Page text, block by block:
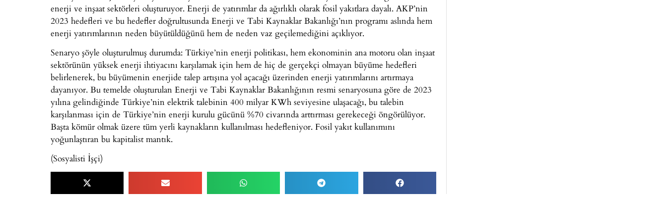
enerji ve inşaat sektörleri oluşturuyor. Enerji de yatırımlar da ağırlıklı olarak fosil yakıtlara dayalı. AKP’nin
2023 hedefleri ve bu hedefler doğrultusunda Enerji ve Tabi Kaynaklar Bakanlığı’nın programı aslında hem
enerji yatırımlarının neden büyütüldüğünü hem de neden vaz geçilemediğini açıklıyor.
Senaryo şöyle oluşturulmuş durumda: Türkiye’nin enerji politikası, hem ekonominin ana motoru olan inşaat
sektörünün yüksek enerji ihtiyacını karşılamak için hem de hiç de gerçekçi olmayan büyüme hedefleri
belirlenerek, bu büyümenin enerjide talep artışına yol açacağı üzerinden enerji yatırımlarını artırmaya
dayanıyor. Bu temelde oluşturulan Enerji ve Tabi Kaynaklar Bakanlığının resmi senaryosuna göre de 2023
yılına gelindiğinde Türkiye’nin elektrik talebinin 400 milyar KWh seviyesine ulaşacağı, bu talebin
karşılanması için de Türkiye’nin enerji kurulu gücünü %70 civarında arttırması gerekeceği öngörülüyor.
Başta kömür olmak üzere tüm yerli kaynakların kullanılması hedefleniyor. Fosil yakıt kullanımını
yoğunlaştıran bu kapitalist mantık.
(Sosyalisti İşçi)